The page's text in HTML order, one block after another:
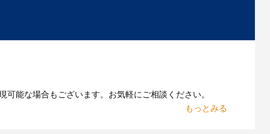
能な場合もございます。お気軽にご相談ください。